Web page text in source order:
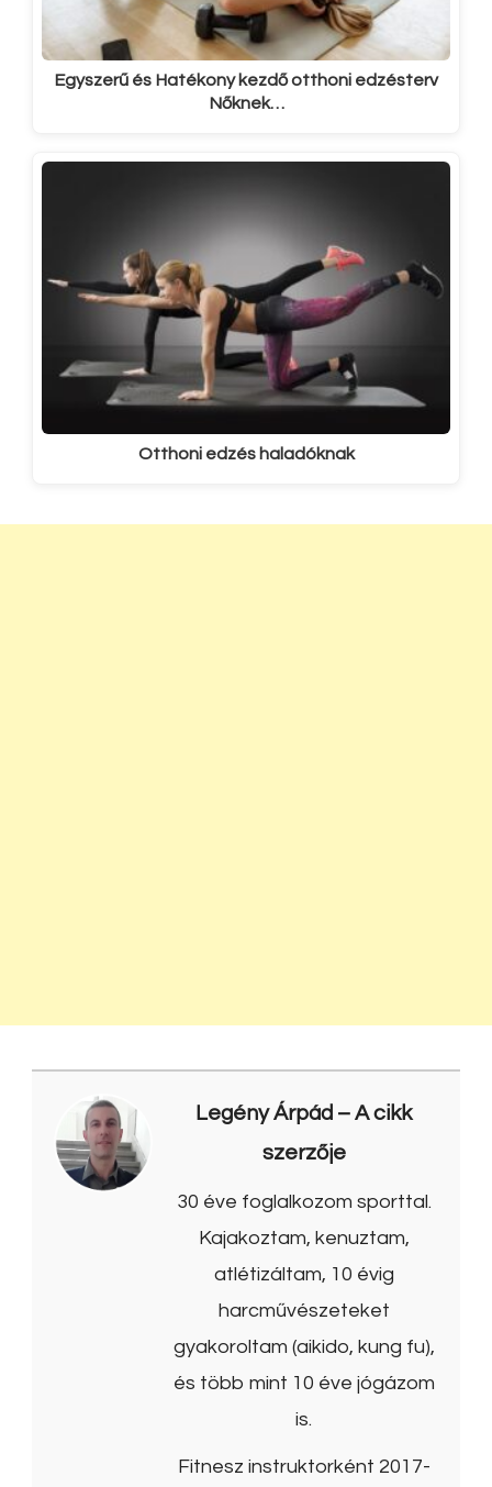
Egyszerű és Hatékony kezdő otthoni edzésterv
Nőknek…
Otthoni edzés haladóknak
Legény Árpád – A cikk
szerzője
30 éve foglalkozom sporttal.
Kajakoztam, kenuztam,
atlétizáltam, 10 évig
harcművészeteket
gyakoroltam (aikido, kung fu),
és több mint 10 éve jógázom
is.
Fitnesz instruktorként 2017-